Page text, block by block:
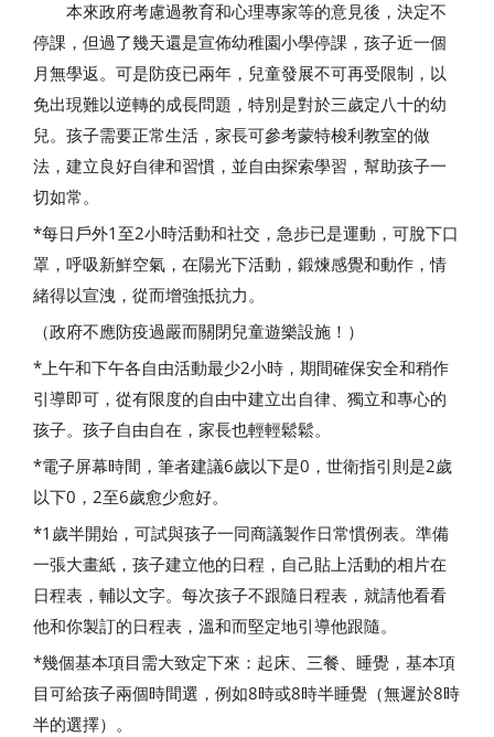
本來政府考慮過教育和心理專家等的意見後，決定不
停課，但過了幾天還是宣佈幼稚園小學停課，孩子近一個
月無學返。可是防疫已兩年，兒童發展不可再受限制，以
免出現難以逆轉的成長問題，特別是對於三歲定八十的幼
兒。孩子需要正常生活，家長可參考蒙特梭利教室的做
法，建立良好自律和習慣，並自由探索學習，幫助孩子一
切如常。
*每日戶外1至2小時活動和社交，急步已是運動，可脫下口
罩，呼吸新鮮空氣，在陽光下活動，鍛煉感覺和動作，情
緒得以宣洩，從而增強抵抗力。
（政府不應防疫過嚴而關閉兒童遊樂設施！）
*上午和下午各自由活動最少2小時，期間確保安全和稍作
引導即可，從有限度的自由中建立出自律、獨立和專心的
孩子。孩子自由自在，家長也輕輕鬆鬆。
*電子屏幕時間，筆者建議6歲以下是0，世衛指引則是2歲
以下0，2至6歲愈少愈好。
*1歲半開始，可試與孩子一同商議製作日常慣例表。準備
一張大畫紙，孩子建立他的日程，自己貼上活動的相片在
日程表，輔以文字。每次孩子不跟隨日程表，就請他看看
他和你製訂的日程表，溫和而堅定地引導他跟隨。
*幾個基本項目需大致定下來：起床、三餐、睡覺，基本項
目可給孩子兩個時間選，例如8時或8時半睡覺（無遲於8時
半的選擇）。